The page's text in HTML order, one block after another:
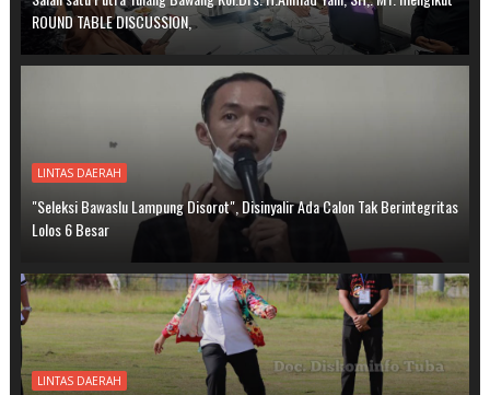
ROUND TABLE DISCUSSION,
LINTAS DAERAH
"Seleksi Bawaslu Lampung Disorot", Disinyalir Ada Calon Tak Berintegritas
Lolos 6 Besar
LINTAS DAERAH